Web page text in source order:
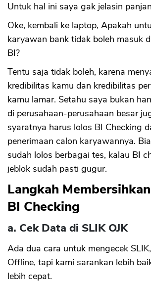
Untuk hal ini saya gak jelasin
Oke, kembali ke laptop, Apakah
karyawan bank tidak boleh masuk
BI?
Tentu saja tidak boleh, karena
kredibilitas kamu dan kredibilitas
kamu lamar. Setahu saya bukan
di perusahaan-perusahaan besar
syaratnya harus lolos BI Checking
penerimaan calon karyawannya.
sudah lolos berbagai tes, kalau BI
jeblok sudah pasti gugur.
Langkah
BI Checking
a. Cek Data di SLIK OJK
Ada dua cara untuk mengecek
Offline, tapi kami sarankan lebih
lebih cepat.